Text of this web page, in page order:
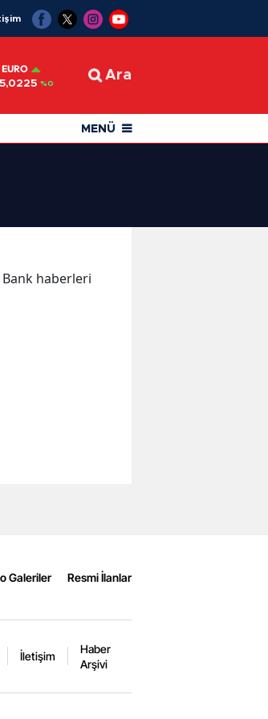
EURO
%0
Ara
MENÜ
haberleri
Galeriler Resmi İlanlar
İletişim
Haber
Arşivi